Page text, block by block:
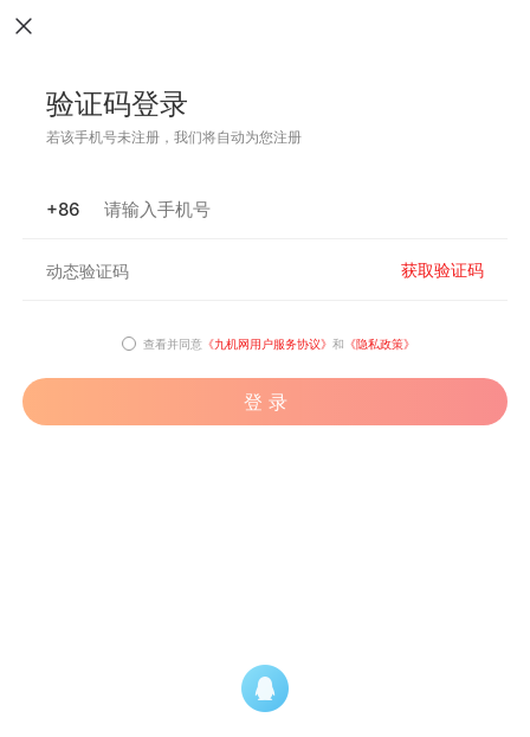
验证码登录
若该手机号未注册，我们将自动为您注册
+86
获取验证码
查看并同意 《九机网用户服务协议》 和 《隐私政策》
登 录